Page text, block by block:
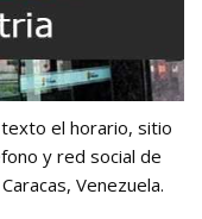
el horario, sitio
y red social de
Venezuela.